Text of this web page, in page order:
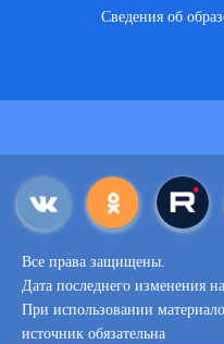
Сведения об
Все права защищены.
Дата последнего изменения
При использовании
источник обязательна